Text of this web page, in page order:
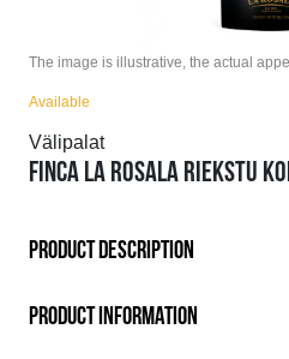
The image is illustrative, the actual
Available
Välipalat
FINCA LA ROSALA RIEKSTU
PRODUCT DESCRIPTION
PRODUCT INFORMATION